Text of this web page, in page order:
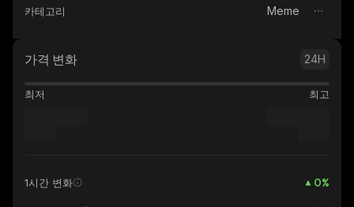
카테고리 Meme
가격 변화 24H
최저 최고
1시간 변화 0%